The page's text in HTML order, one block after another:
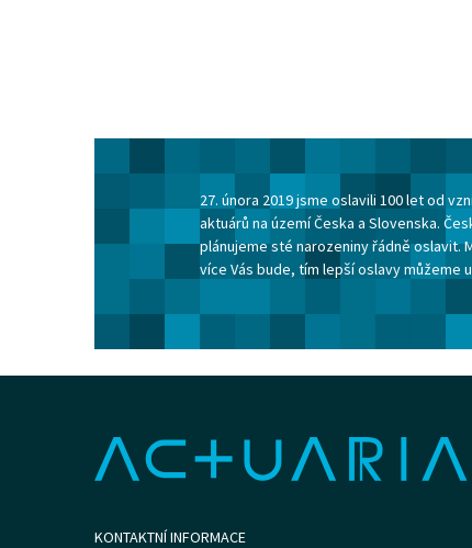
27. února 2019 jsme oslavili 100 let od
aktuárů na území Česka a Slovenska.
plánujeme sté narozeniny řádně oslavit.
více Vás bude, tím lepší oslavy můžeme
KONTAKTNÍ INFORMACE